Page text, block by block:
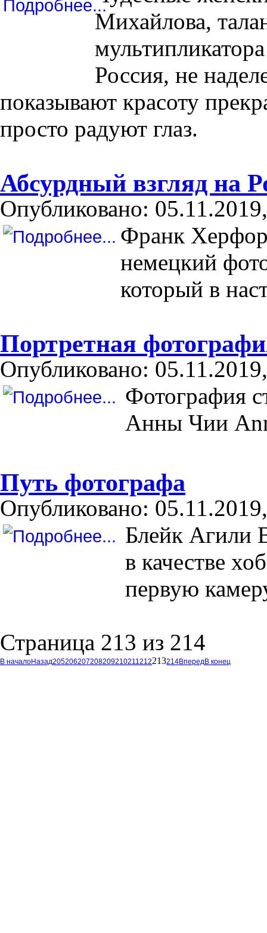
Михайлова,
Россия, не
показывают красоту
просто радуют глаз.
Абсурдный взгляд на
Опубликовано:
Франк
немецкий
который в
Портретная
Опубликовано:
Фотография
Анны Чии
Путь фотографа
Опубликовано:
Блейк Агили
в качестве
первую
Страница 213 из 214
В началоНазад205206207208209210211212213214ВпередВ конец